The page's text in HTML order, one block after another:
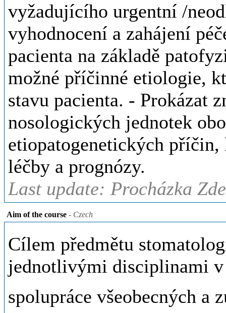
vyžadujícího urgentní /
vyhodnocení a zahájení
pacienta na základě
možné příčinné etiologie,
stavu pacienta. - Prokázat
nosologických jednotek
etiopatogenetických
léčby a prognózy.
Last update: Procházka
Aim of the course - Czech
Cílem předmětu
jednotlivými disciplinami
spolupráce všeobecných a